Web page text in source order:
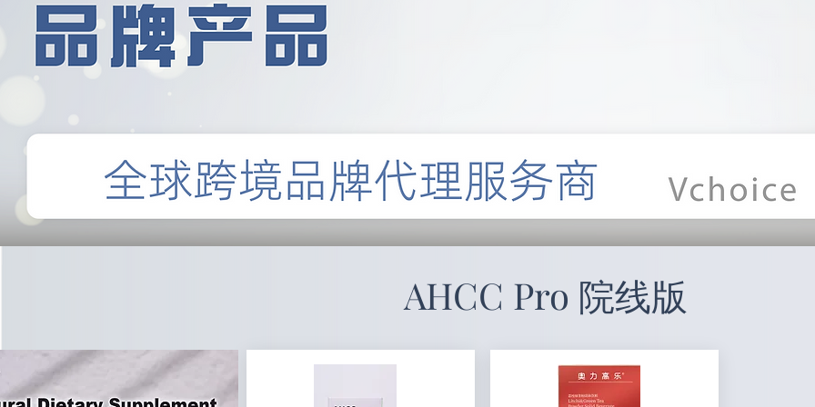
AHCC Pro 院线版